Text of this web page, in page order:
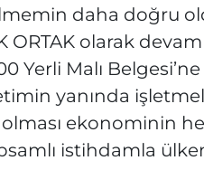
daha doğru
ORTAK olarak
Yerli Malı
yanında
ekonominin
istihdamla